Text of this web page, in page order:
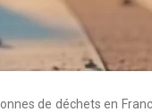
de déchets en